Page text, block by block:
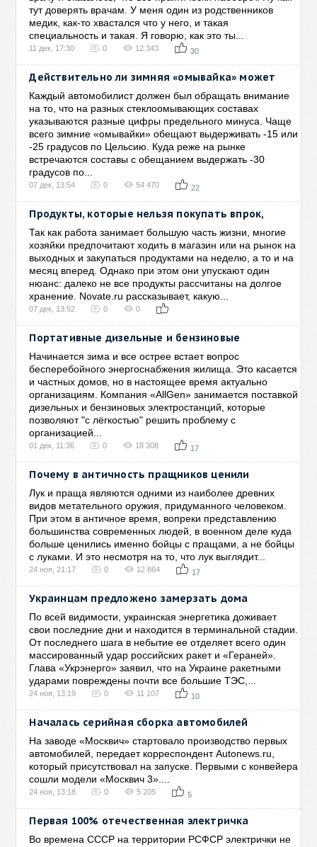
тут доверять врачам. У меня один из родственников
медик, как-то хвастался что у него, и такая
специальность и такая. Я говорю, как это ты...
11 дек, 17:30 0 12 343 30
Действительно ли зимняя «омывайка» может
Каждый автомобилист должен был обращать внимание
на то, что на разных стеклоомывающих составах
указываются разные цифры предельного минуса. Чаще
всего зимние «омывайки» обещают выдерживать -15 или
-25 градусов по Цельсию. Куда реже на рынке
встречаются составы с обещанием выдержать -30
градусов по...
07 дек, 13:54 0 54 470 22
Продукты, которые нельзя покупать впрок,
Так как работа занимает большую часть жизни, многие
хозяйки предпочитают ходить в магазин или на рынок на
выходных и закупаться продуктами на неделю, а то и на
месяц вперед. Однако при этом они упускают один
нюанс: далеко не все продукты рассчитаны на долгое
хранение. Novate.ru рассказывает, какую...
07 дек, 13:52 0 0
Портативные дизельные и бензиновые
Начинается зима и все острее встает вопрос
бесперебойного энергоснабжения жилища. Это касается
и частных домов, но в настоящее время актуально
организациям. Компания «AllGen» занимается поставкой
дизельных и бензиновых электростанций, которые
позволяют "с лёгкостью" решить проблему с
организацией...
01 дек, 11:36 0 18 308 17
Почему в античность пращников ценили
Лук и праща являются одними из наиболее древних
видов метательного оружия, придуманного человеком.
При этом в античное время, вопреки представлению
большинства современных людей, в военном деле куда
больше ценились именно бойцы с пращами, а не бойцы
с луками. И это несмотря на то, что лук выглядит...
24 ноя, 21:17 0 12 864 17
Украинцам предложено замерзать дома
По всей видимости, украинская энергетика доживает
свои последние дни и находится в терминальной стадии.
От последнего шага в небытие ее отделяет всего один
массированный удар российских ракет и «Гераней».
Глава «Укрэнерго» заявил, что на Украине ракетными
ударами повреждены почти все большие ТЭС,...
24 ноя, 13:19 0 11 107 10
Началась серийная сборка автомобилей
На заводе «Москвич» стартовало производство первых
автомобилей, передает корреспондент Autonews.ru,
который присутствовал на запуске. Первыми с конвейера
сошли модели «Москвич 3»....
24 ноя, 13:18 0 5 205 5
Первая 100% отечественная электричка
Во времена СССР на территории РСФСР электрички не